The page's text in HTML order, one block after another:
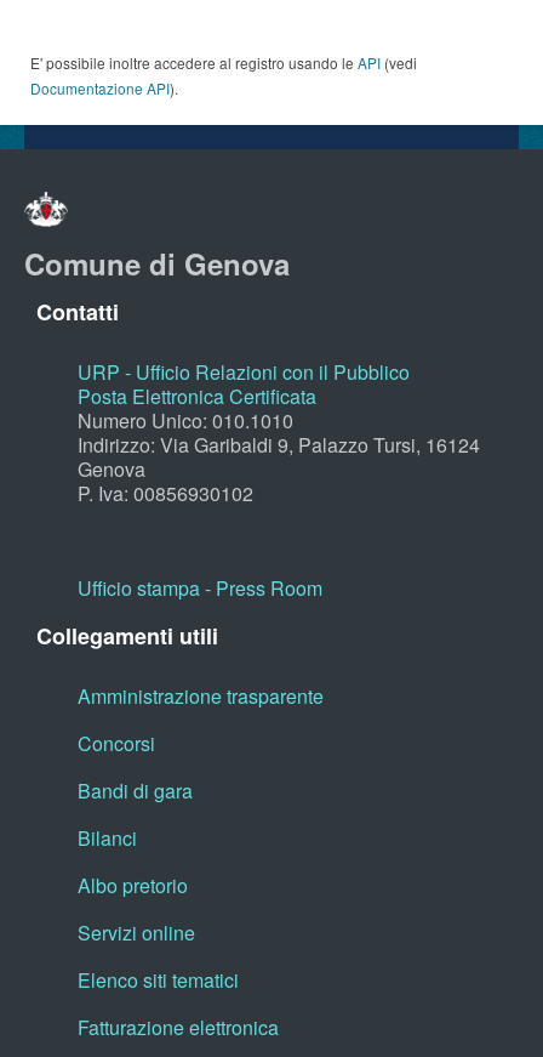
E' possibile inoltre accedere al registro usando le API (vedi
Documentazione API).
Comune di Genova
Contatti
URP - Ufficio Relazioni con il Pubblico
Posta Elettronica Certificata
Numero Unico: 010.1010
Indirizzo: Via Garibaldi 9, Palazzo Tursi, 16124
Genova
P. Iva: 00856930102
Ufficio stampa - Press Room
Collegamenti utili
Amministrazione trasparente
Concorsi
Bandi di gara
Bilanci
Albo pretorio
Servizi online
Elenco siti tematici
Fatturazione elettronica